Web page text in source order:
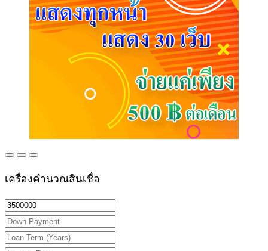
เครื่องคำนวณสินเชื่อ